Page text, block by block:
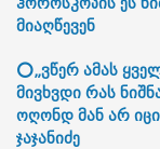
მიაღწევენ
⭕„ვწერ ამას
მივხვდი რას
ოღონდ მან არ
ჯაჯანიძე